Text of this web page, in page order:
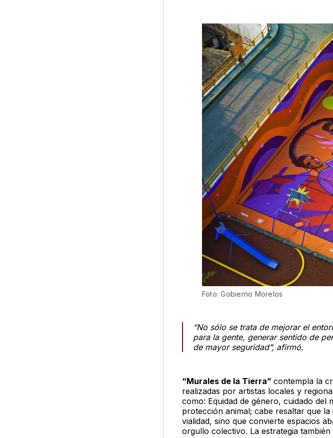
Foto: Gobierno Morelos
“No sólo se trata de mejorar el
para la gente, generar sentido de
de mayor seguridad”, afirmó.
“Murales de la Tierra” contempla la
realizadas por artistas locales y
como: Equidad de género, cuidado del
protección animal; cabe resaltar que
vialidad, sino que convierte espacios
orgullo colectivo. La estrategia